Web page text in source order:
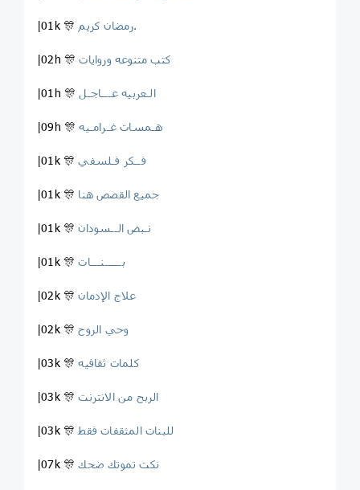
|01k 🎊 رمضان كريم.
|02h 🎊كتب متنوعه وروايات
|01h 🎊الـعربيه عـــاجـل
|09h 🎊
|01k 🎊فــكر فـلسفي
|01k 🎊 جميع القصص هنا
|01k 🎊نـبض الــسودان
|01k 🎊
|02k 🎊علاج الإدمان
|02k 🎊وحي الروح
|03k 🎊کلمات ثقافیه
|03k 🎊الربح من الانترنت
|03k 🎊 للبنات المثقفات فقط
|07k 🎊نكت تموتك ضحك